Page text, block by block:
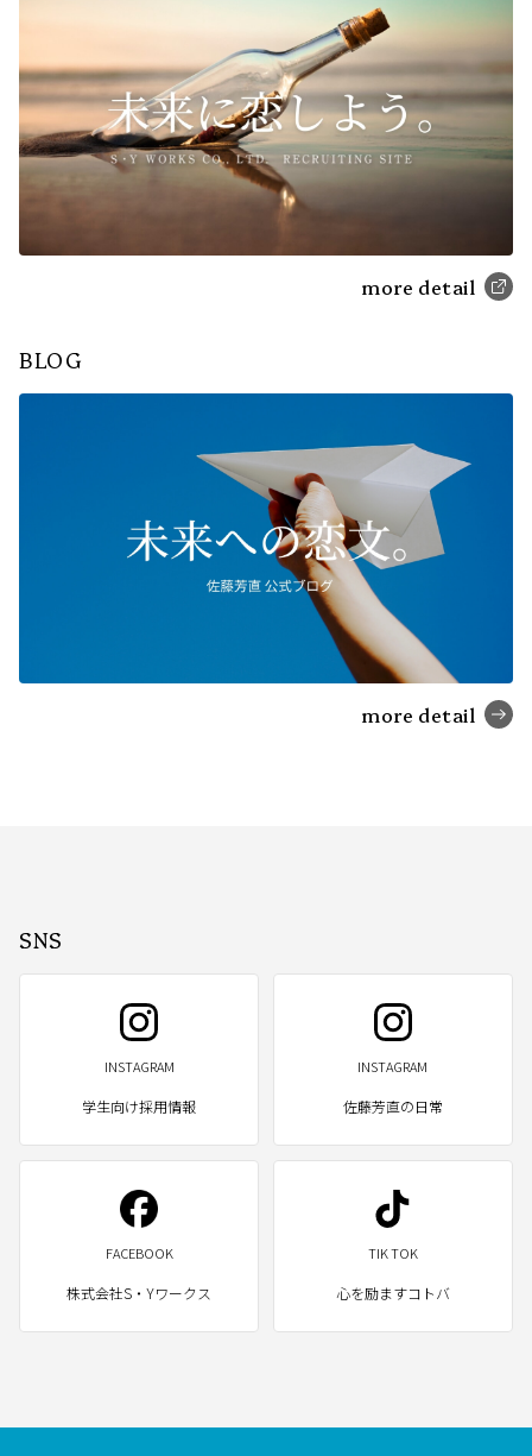
more detail
BLOG
more detail
SNS
INSTAGRAM
学生向け採用情報
INSTAGRAM
佐藤芳直の日常
FACEBOOK
株式会社S・Yワークス
TIK TOK
心を励ますコトバ